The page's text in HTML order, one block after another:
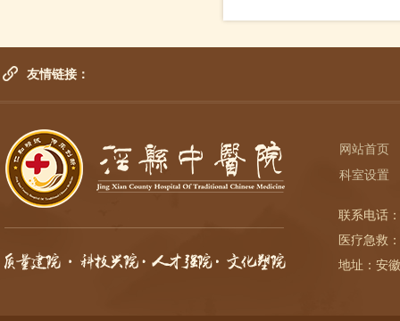
科室设置
联系电
医疗急
地址：
友情链接：
网站首页